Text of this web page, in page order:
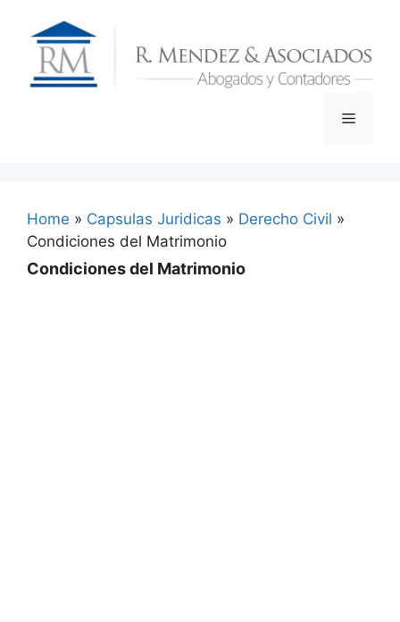
content
Menu
Home » Capsulas Juridicas » Derecho Civil »
Condiciones del Matrimonio
Condiciones del Matrimonio